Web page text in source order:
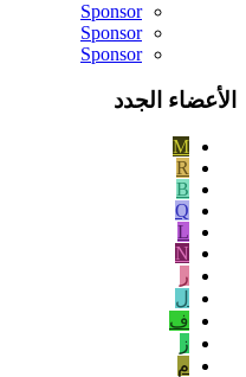
Sponsor
Sponsor
Sponsor
الأعضاء الجدد
M
R
B
Q
L
N
ر
ل
ف
ز
م